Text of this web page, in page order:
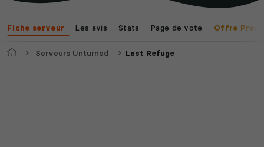
Fiche serveur Les avis Stats Page de vote Offre
AccueilServeurs Unturned Last Refuge